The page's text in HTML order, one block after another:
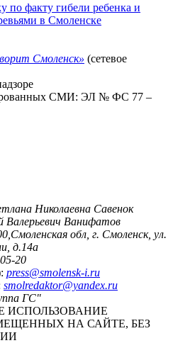
по факту гибели ребенка и
в Смоленске
Смоленск» (сетевое
СМИ: ЭЛ № ФС 77 –
Николаевна Савенок
Валерьевич Ванифатов
обл, г. Смоленск, ул.
д.14а
20
press@smolensk-i.ru
smolredaktor@yandex.ru
ГС"
ИСПОЛЬЗОВАНИЕ
НА САЙТЕ, БЕЗ